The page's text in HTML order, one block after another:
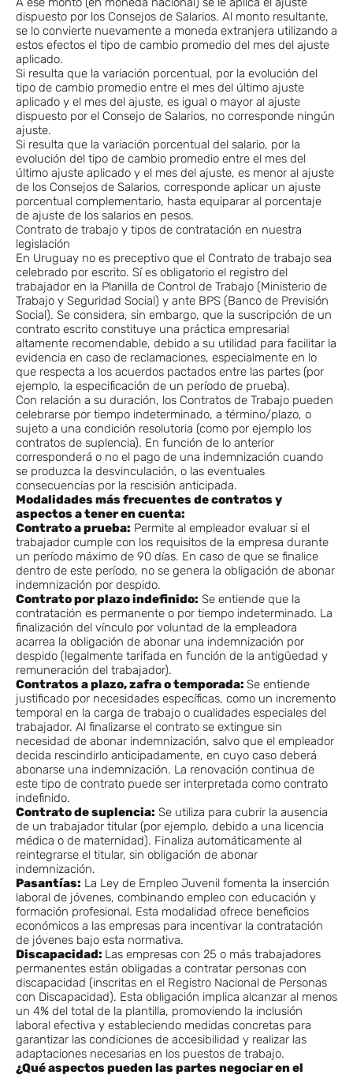
dispuesto por los Consejos de Salarios. Al monto resultante,
se lo convierte nuevamente a moneda extranjera utilizando a
estos efectos el tipo de cambio promedio del mes del ajuste
aplicado.
Si resulta que la variación porcentual, por la evolución del
tipo de cambio promedio entre el mes del último ajuste
aplicado y el mes del ajuste, es igual o mayor al ajuste
dispuesto por el Consejo de Salarios, no corresponde ningún
ajuste.
Si resulta que la variación porcentual del salario, por la
evolución del tipo de cambio promedio entre el mes del
último ajuste aplicado y el mes del ajuste, es menor al ajuste
de los Consejos de Salarios, corresponde aplicar un ajuste
porcentual complementario, hasta equiparar al porcentaje
de ajuste de los salarios en pesos.
Contrato de trabajo y tipos de contratación en nuestra
legislación
En Uruguay no es preceptivo que el Contrato de trabajo sea
celebrado por escrito. Sí es obligatorio el registro del
trabajador en la Planilla de Control de Trabajo (Ministerio de
Trabajo y Seguridad Social) y ante BPS (Banco de Previsión
Social). Se considera, sin embargo, que la suscripción de un
contrato escrito constituye una práctica empresarial
altamente recomendable, debido a su utilidad para facilitar la
evidencia en caso de reclamaciones, especialmente en lo
que respecta a los acuerdos pactados entre las partes (por
ejemplo, la especificación de un período de prueba).
Con relación a su duración, los Contratos de Trabajo pueden
celebrarse por tiempo indeterminado, a término/plazo, o
sujeto a una condición resolutoria (como por ejemplo los
contratos de suplencia). En función de lo anterior
corresponderá o no el pago de una indemnización cuando
se produzca la desvinculación, o las eventuales
consecuencias por la rescisión anticipada.
Modalidades más frecuentes de contratos y
aspectos a tener en cuenta:
Contrato a prueba: Permite al empleador evaluar si el
trabajador cumple con los requisitos de la empresa durante
un período máximo de 90 días. En caso de que se finalice
dentro de este período, no se genera la obligación de abonar
indemnización por despido.
Contrato por plazo indefinido: Se entiende que la
contratación es permanente o por tiempo indeterminado. La
finalización del vínculo por voluntad de la empleadora
acarrea la obligación de abonar una indemnización por
despido (legalmente tarifada en función de la antigüedad y
remuneración del trabajador).
Contratos a plazo, zafra o temporada: Se entiende
justificado por necesidades específicas, como un incremento
temporal en la carga de trabajo o cualidades especiales del
trabajador. Al finalizarse el contrato se extingue sin
necesidad de abonar indemnización, salvo que el empleador
decida rescindirlo anticipadamente, en cuyo caso deberá
abonarse una indemnización. La renovación continua de
este tipo de contrato puede ser interpretada como contrato
indefinido.
Contrato de suplencia: Se utiliza para cubrir la ausencia
de un trabajador titular (por ejemplo, debido a una licencia
médica o de maternidad). Finaliza automáticamente al
reintegrarse el titular, sin obligación de abonar
indemnización.
Pasantías: La Ley de Empleo Juvenil fomenta la inserción
laboral de jóvenes, combinando empleo con educación y
formación profesional. Esta modalidad ofrece beneficios
económicos a las empresas para incentivar la contratación
de jóvenes bajo esta normativa.
Discapacidad: Las empresas con 25 o más trabajadores
permanentes están obligadas a contratar personas con
discapacidad (inscritas en el Registro Nacional de Personas
con Discapacidad). Esta obligación implica alcanzar al menos
un 4% del total de la plantilla, promoviendo la inclusión
laboral efectiva y estableciendo medidas concretas para
garantizar las condiciones de accesibilidad y realizar las
adaptaciones necesarias en los puestos de trabajo.
¿Qué aspectos pueden las partes negociar en el